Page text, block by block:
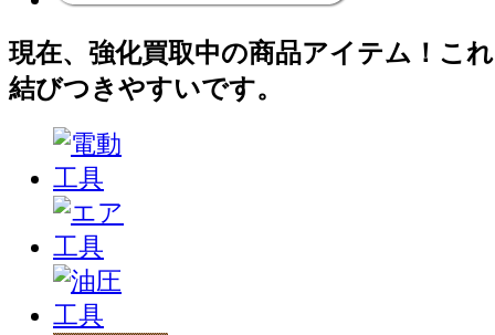
現在、強化買取中の商品アイテム！こ
結びつきやすいです。